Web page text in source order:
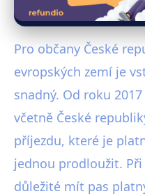
Pro občany České
evropských zemí je
snadný. Od roku
včetně České
příjezdu, které je
jednou prodloužit. Při
důležité mít pas